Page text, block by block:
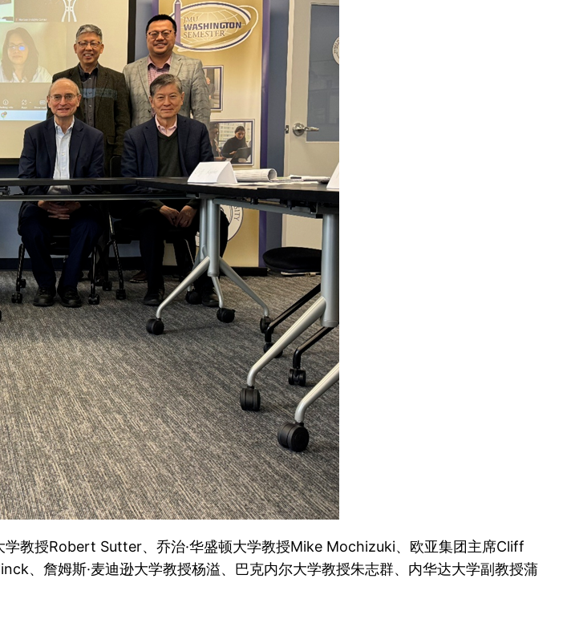
教授Robert Sutter、乔治·华盛顿大学教授Mike Mochizuki、欧亚集团主席Cliff
、詹姆斯·麦迪逊大学教授杨溢、巴克内尔大学教授朱志群、内华达大学副教授蒲